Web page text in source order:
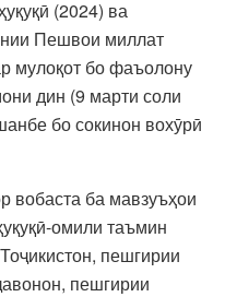
(2024) ва
Пешвои миллат
мулоқот бо фаъолону
дин (9 марти соли
бо сокинон вохӯрӣ
вобаста ба мавзуъҳои
омили таъмин
пешгирии
пешгирии